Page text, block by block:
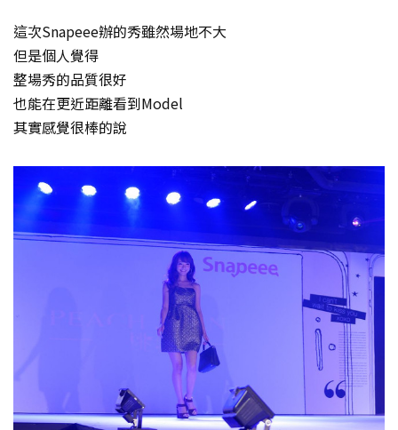
這次Snapeee辦的秀雖然場地不大
但是個人覺得
整場秀的品質很好
也能在更近距離看到Model
其實感覺很棒的說